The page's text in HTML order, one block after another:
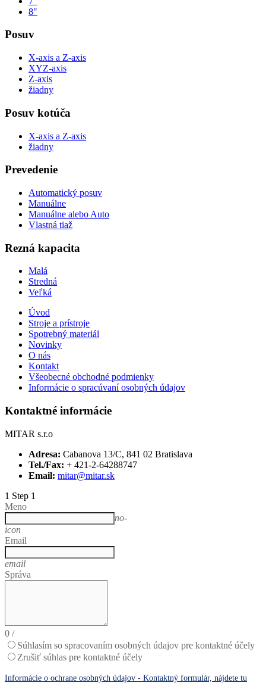
8"
Posuv
X-axis a Z-axis
XYZ-axis
Z-axis
žiadny
Posuv kotúča
X-axis a Z-axis
žiadny
Prevedenie
Automatický posuv
Manuálne
Manuálne alebo Auto
Vlastná tiaž
Rezná kapacita
Malá
Stredná
Veľká
Úvod
Stroje a prístroje
Spotrebný materiál
Novinky
O nás
Kontakt
Všeobecné obchodné podmienky
Informácie o spracúvaní osobných údajov
Kontaktné informácie
MITAR s.r.o
Adresa: Cabanova 13/C, 841 02 Bratislava
Tel./Fax: + 421-2-64288747
Email: mitar@mitar.sk
1 Step 1
Meno
no-
icon
Email
email
Správa
0 /
Súhlasím so spracovaním osobných údajov pre kontaktné účely
Zrušiť súhlas pre kontaktné účely
Informácie o ochrane osobných údajov - Kontaktný formulár, nájdete tu